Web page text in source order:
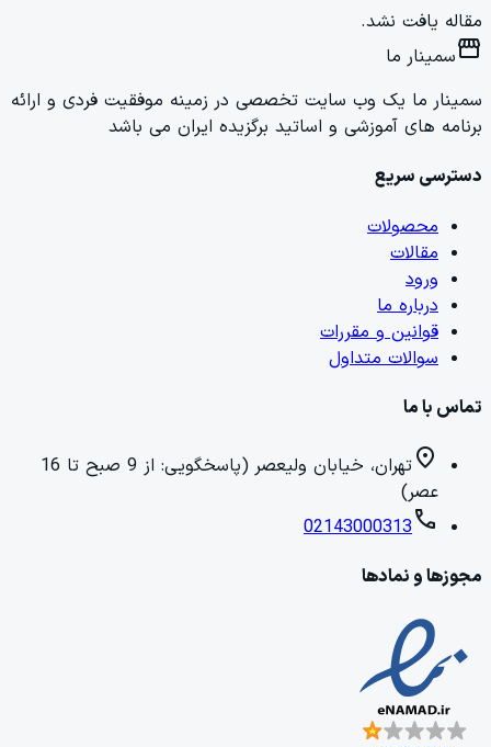
مقاله یافت نشد.
storefrontسمینار ما
سمینار ما یک وب سایت تخصصی در زمینه موفقیت فردی و ارائه
برنامه های آموزشی و اساتید برگزیده ایران می باشد
دسترسی سریع
محصولات
مقالات
ورود
درباره ما
قوانین و مقررات
سوالات متداول
تماس با ما
location_on
تهران، خیابان ولیعصر (پاسخگویی: از 9 صبح تا 16
عصر)
call
02143000313
مجوزها و نمادها